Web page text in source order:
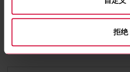
拒绝
适用于轻量要求的线束